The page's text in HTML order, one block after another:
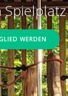
WERDEN